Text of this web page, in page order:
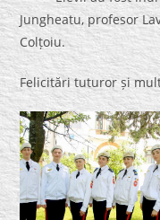
Jungheatu, profesor
Colțoiu.
Felicitări tuturor și